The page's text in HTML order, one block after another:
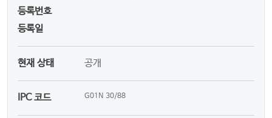
등록번호
등록일
현재 상태 공개
IPC 코드 G01N 30/88